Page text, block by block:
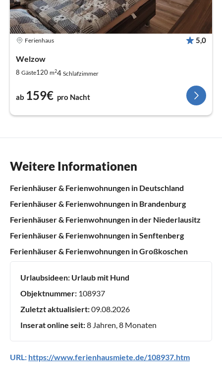
Ferienhaus 5,0
Welzow
8 Gäste120 m24 Schlafzimmer
ab 159€ pro Nacht
Weitere Informationen
Ferienhäuser & Ferienwohnungen in Deutschland
Ferienhäuser & Ferienwohnungen in Brandenburg
Ferienhäuser & Ferienwohnungen in der Niederlausitz
Ferienhäuser & Ferienwohnungen in Senftenberg
Ferienhäuser & Ferienwohnungen in Großkoschen
Urlaubsideen: Urlaub mit Hund
Objektnummer: 108937
Zuletzt aktualisiert:09.08.2026
Inserat online seit:8 Jahren, 8 Monaten
URL: https://www.ferienhausmiete.de/108937.htm